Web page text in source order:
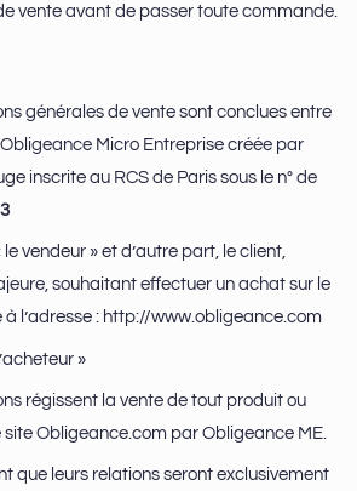
vente avant de passer toute commande.
générales de vente sont conclues entre
Micro Entreprise créée par
inscrite au RCS de Paris sous le n° de
vendeur » et d’autre part, le client,
souhaitant effectuer un achat sur le
l’adresse : http://www.obligeance.com
»
régissent la vente de tout produit ou
Obligeance.com par Obligeance ME.
que leurs relations seront exclusivement